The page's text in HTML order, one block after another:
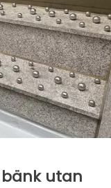
bänk utan